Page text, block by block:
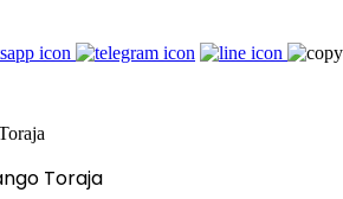
Toraja